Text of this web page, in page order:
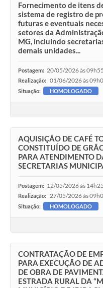
Fornecimento de itens
sistema de registro de
futuras e eventuais
setores da
MG, incluindo
demais unidades...
Postagem: 20/05/2026 às 09h55
Realização: 01/06/2026 às
Situação: HOMOLOGADO
AQUISIÇÃO DE CAFÉ
CONSTITUÍDO DE
PARA ATENDIMENTO
SECRETARIAS
Postagem: 12/05/2026 às 14h25
Realização: 27/05/2026 às
Situação: HOMOLOGADO
CONTRATAÇÃO DE
PARA EXECUÇÃO DE
DE OBRA DE
ESTRADA RURAL DA